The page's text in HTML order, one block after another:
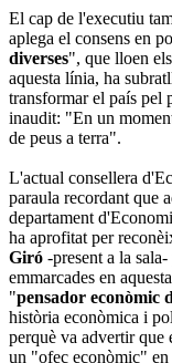
El cap de l'executiu
aplega el consens en
diverses", que lloen
aquesta línia, ha
transformar el país pel
inaudit: "En un
de peus a terra".
L'actual consellera
paraula recordant que
departament
ha aprofitat per
Giró -present a la
emmarcades en
"pensador econòmic
història econòmica i
perquè va advertir que
un "ofec econòmic"